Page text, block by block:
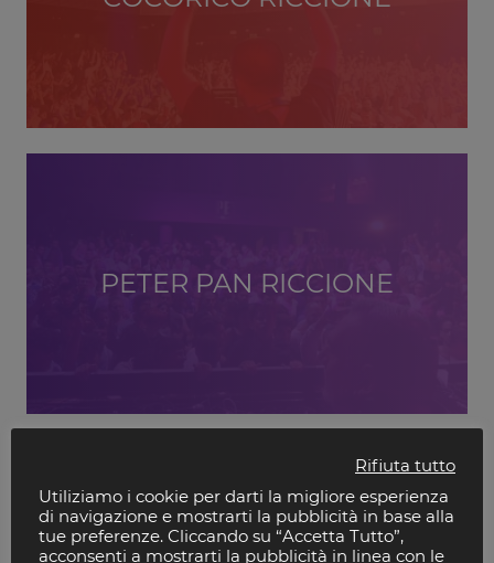
PETER PAN RICCIONE
Rifiuta tutto
Utiliziamo i cookie per darti la migliore esperienza
di navigazione e mostrarti la pubblicità in base alla
tue preferenze. Cliccando su “Accetta Tutto”,
acconsenti a mostrarti la pubblicità in linea con le